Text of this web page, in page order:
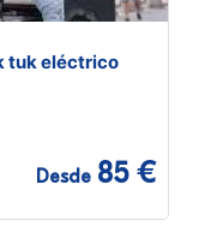
tuk eléctrico
Desde 85 €